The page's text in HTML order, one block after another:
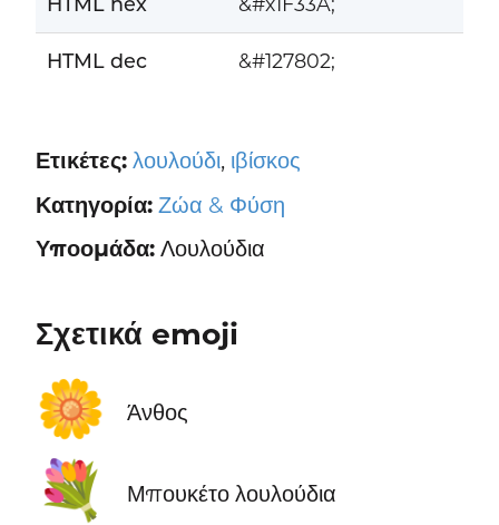
HTML dec &#127802;
Ετικέτες: λουλούδι, ιβίσκος
Κατηγορία: Ζώα & Φύση
Υποομάδα:Λουλούδια
Σχετικά emoji
🌼 Άνθος
💐 Μπουκέτο λουλούδια